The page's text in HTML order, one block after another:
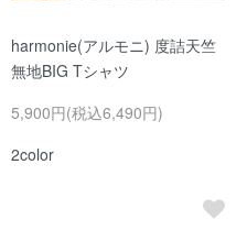
harmonie(アルモニ) 度詰天竺
無地BIG Tシャツ
5,900円(税込6,490円)
2color